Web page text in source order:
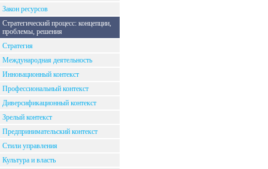
Закон ресурсов
Стратегический процесс: концепции,
проблемы, решения
Стратегия
Международная деятельность
Инновационный контекст
Профессиональный контекст
Диверсификационный контекст
Зрелый контекст
Предпринимательский контекст
Стили управления
Культура и власть